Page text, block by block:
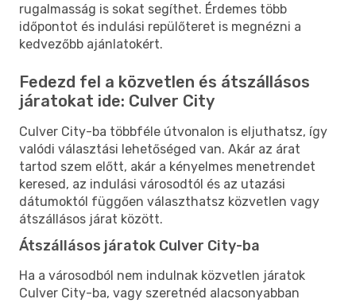
rugalmasság is sokat segíthet. Érdemes több
időpontot és indulási repülőteret is megnézni a
kedvezőbb ajánlatokért.
Fedezd fel a közvetlen és átszállásos
járatokat ide: Culver City
Culver City-ba többféle útvonalon is eljuthatsz, így
valódi választási lehetőséged van. Akár az árat
tartod szem előtt, akár a kényelmes menetrendet
keresed, az indulási városodtól és az utazási
dátumoktól függően választhatsz közvetlen vagy
átszállásos járat között.
Átszállásos járatok Culver City-ba
Ha a városodból nem indulnak közvetlen járatok
Culver City-ba, vagy szeretnéd alacsonyabban